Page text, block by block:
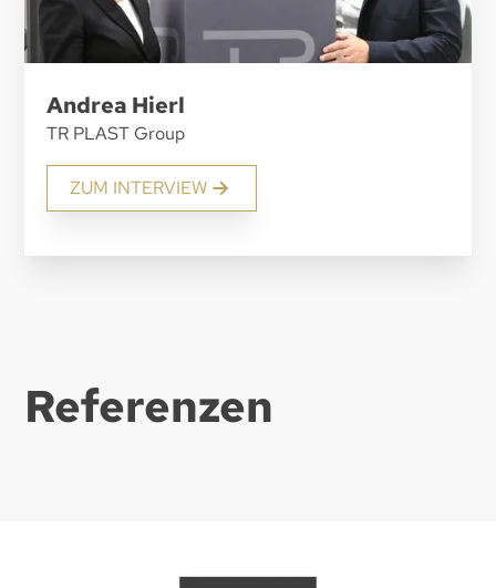
Andrea Hierl
TR PLAST Group
ZUM INTERVIEW
Referenzen